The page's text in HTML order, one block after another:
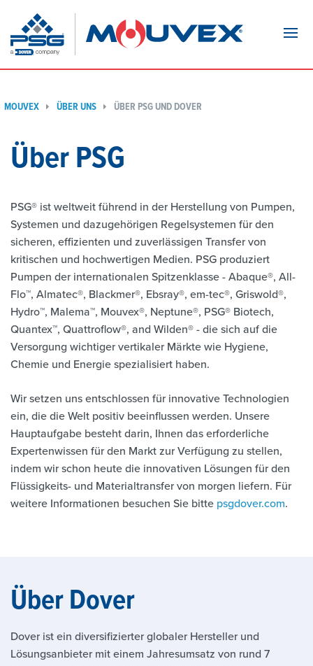
MOUVEX ÜBER UNS ÜBER PSG UND DOVER
Über PSG
PSG® ist weltweit führend in der Herstellung von Pumpen,
Systemen und dazugehörigen Regelsystemen für den
sicheren, effizienten und zuverlässigen Transfer von
kritischen und hochwertigen Medien. PSG produziert
Pumpen der internationalen Spitzenklasse - Abaque®, All-
Flo™, Almatec®, Blackmer®, Ebsray®, em-tec®, Griswold®,
Hydro™, Malema™, Mouvex®, Neptune®, PSG® Biotech,
Quantex™, Quattroflow®, and Wilden® - die sich auf die
Versorgung wichtiger vertikaler Märkte wie Hygiene,
Chemie und Energie spezialisiert haben.
Wir setzen uns entschlossen für innovative Technologien
ein, die die Welt positiv beeinflussen werden. Unsere
Hauptaufgabe besteht darin, Ihnen das erforderliche
Expertenwissen für den Markt zur Verfügung zu stellen,
indem wir schon heute die innovativen Lösungen für den
Flüssigkeits- und Materialtransfer von morgen liefern. Für
weitere Informationen besuchen Sie bitte psgdover.com.
Über Dover
Dover ist ein diversifizierter globaler Hersteller und
Lösungsanbieter mit einem Jahresumsatz von rund 7